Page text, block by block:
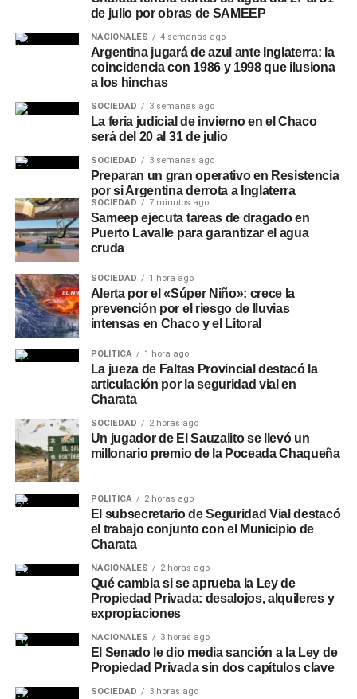
de julio por obras de SAMEEP
NACIONALES 4 semanas ago
Argentina jugará de azul ante Inglaterra: la
coincidencia con 1986 y 1998 que ilusiona
a los hinchas
SOCIEDAD 3 semanas ago
La feria judicial de invierno en el Chaco
será del 20 al 31 de julio
SOCIEDAD 3 semanas ago
Preparan un gran operativo en Resistencia
por si Argentina derrota a Inglaterra
SOCIEDAD 7 minutos ago
Sameep ejecuta tareas de dragado en
Puerto Lavalle para garantizar el agua
cruda
SOCIEDAD 1 hora ago
Alerta por el «Súper Niño»: crece la
prevención por el riesgo de lluvias
intensas en Chaco y el Litoral
POLÍTICA 1 hora ago
La jueza de Faltas Provincial destacó la
articulación por la seguridad vial en
Charata
SOCIEDAD 2 horas ago
Un jugador de El Sauzalito se llevó un
millonario premio de la Poceada Chaqueña
POLÍTICA 2 horas ago
El subsecretario de Seguridad Vial destacó
el trabajo conjunto con el Municipio de
Charata
NACIONALES 2 horas ago
Qué cambia si se aprueba la Ley de
Propiedad Privada: desalojos, alquileres y
expropiaciones
NACIONALES 3 horas ago
El Senado le dio media sanción a la Ley de
Propiedad Privada sin dos capítulos clave
SOCIEDAD 3 horas ago